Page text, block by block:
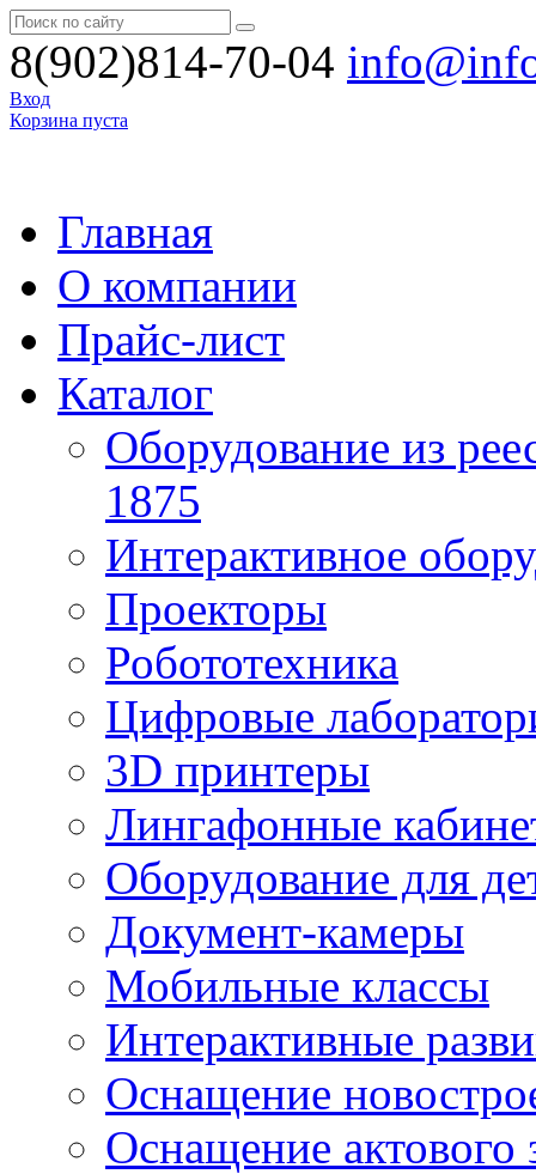
8(902)814-70-04
Вход
Корзина пуста
Главная
О компании
Прайс-лист
Каталог
Оборудование из
1875
Интерактивное
Проекторы
Робототехника
Цифровые
3D принтеры
Лингафонные
Оборудование для
Документ-камеры
Мобильные классы
Интерактивные
Оснащение
Оснащение актового